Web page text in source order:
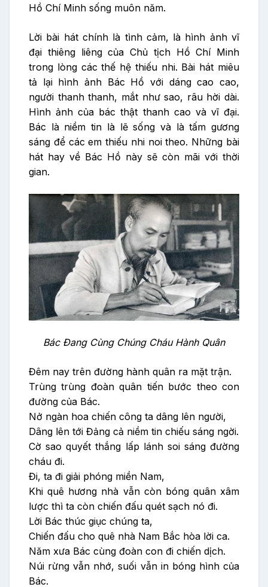
Hồ Chí Minh sống muôn năm.
Lời bài hát chính là tình cảm, là hình ảnh vĩ
đại thiêng liêng của Chủ tịch Hồ Chí Minh
trong lòng các thế hệ thiếu nhi. Bài hát miêu
tả lại hình ảnh Bác Hồ với dáng cao cao,
người thanh thanh, mắt như sao, râu hời dài.
Hình ảnh của bác thật thanh cao và vĩ đại.
Bác là niềm tin là lẽ sống và là tấm gương
sáng để các em thiếu nhi noi theo. Những bài
hát hay về Bác Hồ này sẽ còn mãi với thời
gian.
Bác Đang Cùng Chúng Cháu Hành Quân
Đêm nay trên đường hành quân ra mặt trận.
Trùng trùng đoàn quân tiến bước theo con
đường của Bác.
Nở ngàn hoa chiến công ta dâng lên người,
Dâng lên tới Đảng cả niềm tin chiếu sáng ngời.
Cờ sao quyết thắng lấp lánh soi sáng đường
cháu đi.
Đi, ta đi giải phóng miền Nam,
Khi quê hương nhà vẫn còn bóng quân xâm
lược thì ta còn chiến đấu quét sạch nó đi.
Lời Bác thúc giục chúng ta,
Chiến đấu cho quê nhà Nam Bắc hòa lời ca.
Năm xưa Bác cùng đoàn con đi chiến dịch.
Núi rừng vẫn nhớ, suối vẫn in bóng hình của
Bác.